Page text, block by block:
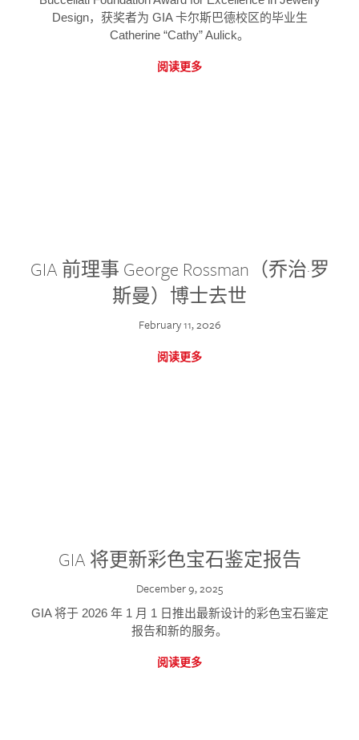
Design，获奖者为 GIA 卡尔斯巴德校区的毕业生
Catherine “Cathy” Aulick。
阅读更多
GIA 前理事 George Rossman（乔治·罗
斯曼）博士去世
February 11, 2026
阅读更多
GIA 将更新彩色宝石鉴定报告
December 9, 2025
GIA 将于 2026 年 1 月 1 日推出最新设计的彩色宝石鉴定
报告和新的服务。
阅读更多